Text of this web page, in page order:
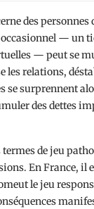
des
— un
— peut se
les relations,
surprennent
des dettes
de jeu
En France, il
le jeu